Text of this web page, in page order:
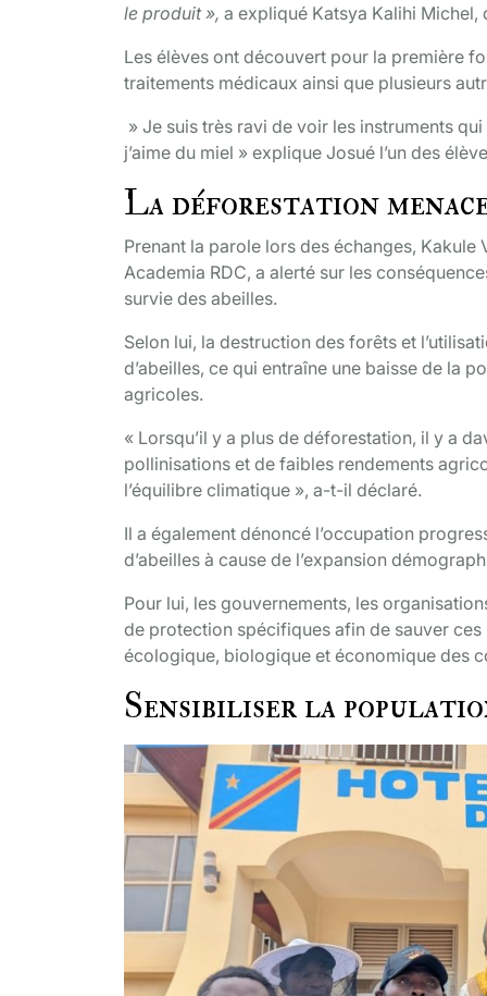
le produit », a expliqué Katsya Kalihi
Les élèves ont découvert pour la première
traitements médicaux ainsi que plusieurs
» Je suis très ravi de voir les instruments
j’aime du miel » explique Josué l’un des
La déforestation
Prenant la parole lors des échanges,
Academia RDC, a alerté sur les
survie des abeilles.
Selon lui, la destruction des forêts et
d’abeilles, ce qui entraîne une baisse de la
agricoles.
« Lorsqu’il y a plus de déforestation, il y a
pollinisations et de faibles rendements
l’équilibre climatique », a-t-il déclaré.
Il a également dénoncé l’occupation
d’abeilles à cause de l’expansion
Pour lui, les gouvernements, les
de protection spécifiques afin de sauver ces
écologique, biologique et économique des
Sensibiliser la